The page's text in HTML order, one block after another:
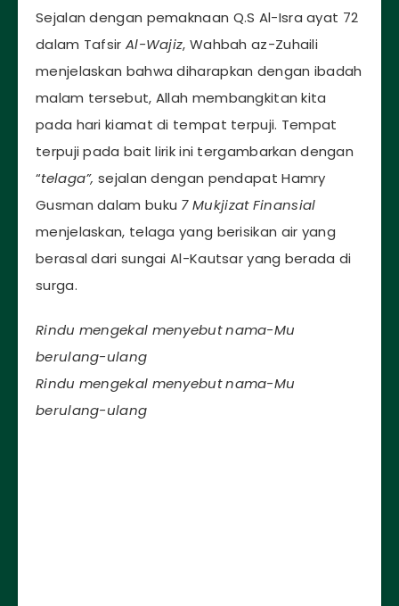
Sejalan dengan pemaknaan Q.S Al-Isra ayat 72
dalam Tafsir Al-Wajiz, Wahbah az-Zuhaili
menjelaskan bahwa diharapkan dengan ibadah
malam tersebut, Allah membangkitan kita
pada hari kiamat di tempat terpuji. Tempat
terpuji pada bait lirik ini tergambarkan dengan
“telaga”,sejalan dengan pendapat Hamry
Gusman dalam buku 7 Mukjizat Finansial
menjelaskan, telaga yang berisikan air yang
berasal dari sungai Al-Kautsar yang berada di
surga.
Rindu mengekal menyebut nama-Mu
berulang-ulang
Rindu mengekal menyebut nama-Mu
berulang-ulang